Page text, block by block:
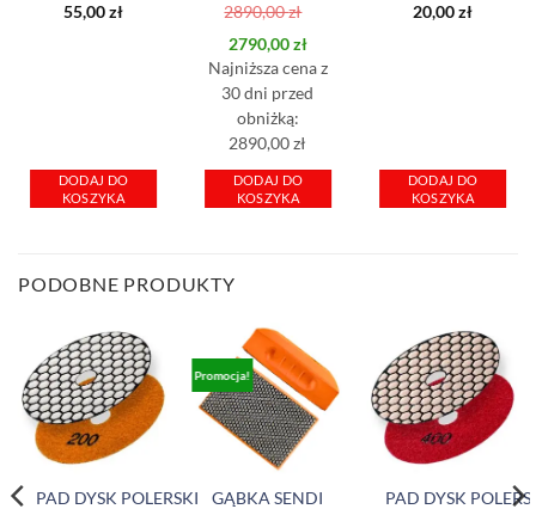
55,00zł
DODAJ DO
KOSZYKA
2890,00zł
Pierwotna
cena
wynosiła:
2890,00 zł.
2790,00złAktualna
cena
wynosi:
Najniższa cena z
30 dni przed
obniżką:
2890,00 zł
DODAJ DO
KOSZYKA
20,00zł
DODAJ DO
KOSZYKA
PODOBNE PRODUKTY
PAD DYSK POLERSKI
Promocja!
GĄBKA SENDI
PAD DYSK